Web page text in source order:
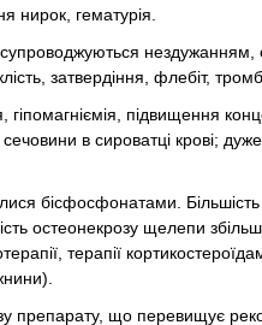
нирок, гематурія.
нездужанням,
затвердіння, флебіт,
підвищення
в сироватці крові; дуже
бісфосфонатами. Більшість
остеонекрозу щелепи
терапії
препарату, що перевищує